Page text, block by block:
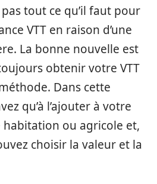
tout ce qu’il faut pour
VTT en raison d’une
La bonne nouvelle est
obtenir votre VTT
Dans cette
qu’à l’ajouter à votre
habitation ou agricole et,
choisir la valeur et la